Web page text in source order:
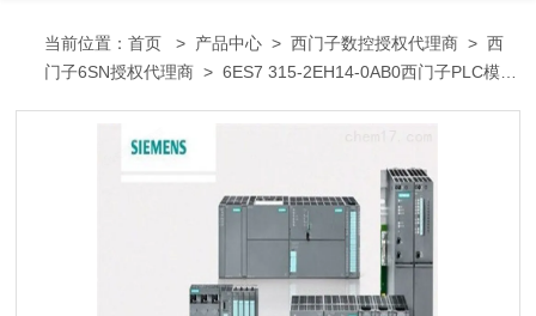
当前位置：首页 > 产品中心 >西门子数控授权代理商 >西
门子6SN授权代理商 > 6ES7 315-2EH14-0AB0西门子PLC模块